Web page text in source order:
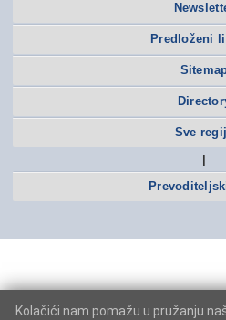
Predloženi
Sve
Kolačići nam pomažu u pružanju